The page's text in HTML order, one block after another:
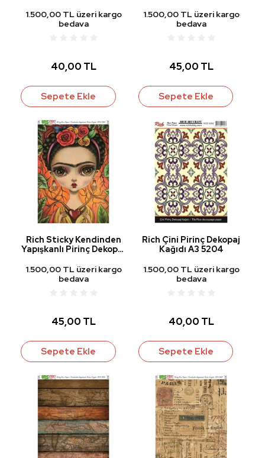
1.500,00 TL üzeri kargo
bedava
40,00 TL
Sepete Ekle
1.500,00 TL üzeri kargo
bedava
45,00 TL
Sepete Ekle
Rich Sticky Kendinden
Yapışkanlı Pirinç Dekopaj
1.500,00 TL üzeri kargo
bedava
45,00 TL
Sepete Ekle
Rich Çini Pirinç Dekopaj
Kağıdı A3 5204
1.500,00 TL üzeri kargo
bedava
40,00 TL
Sepete Ekle